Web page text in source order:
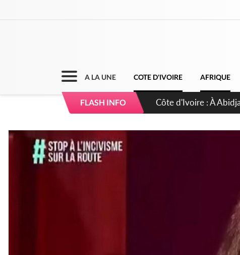
A LA UNE COTE D'IVOIRE AFRIQUE
FLASH INFO
Côte d'Ivoire : À